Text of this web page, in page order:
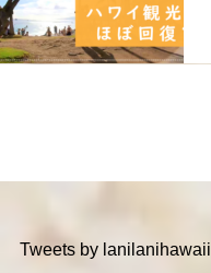
Tweets by lanilanihawaii